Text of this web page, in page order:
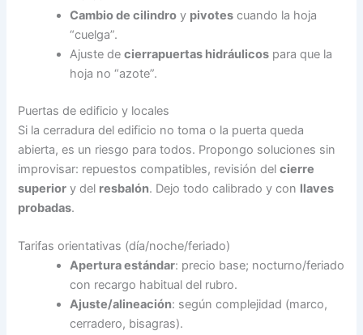
Cambio de cilindro y pivotes cuando la hoja
“cuelga”.
Ajuste decierrapuertas hidráulicos para que la
hoja no “azote”.
Puertas de edificio y locales
Si la cerradura del edificio no toma o la puerta queda
abierta, es un riesgo para todos. Propongo soluciones sin
improvisar: repuestos compatibles, revisión delcierre
superior y del resbalón. Dejo todo calibrado y con llaves
probadas.
Tarifas orientativas (día/noche/feriado)
Apertura estándar: precio base; nocturno/feriado
con recargo habitual del rubro.
Ajuste/alineación: según complejidad (marco,
cerradero, bisagras).